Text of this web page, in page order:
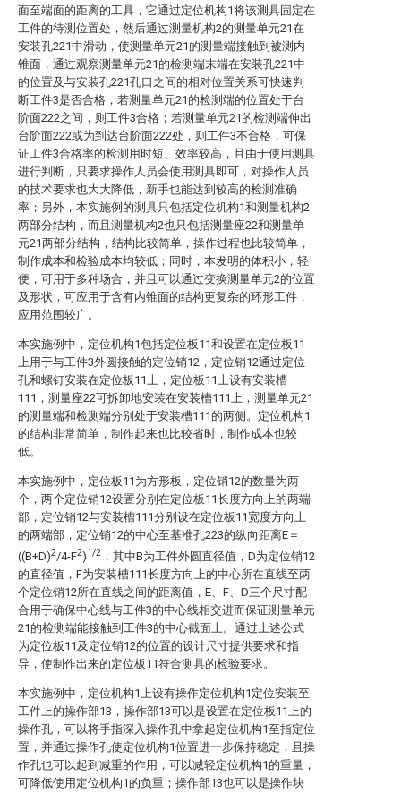
面至端面的距离的工具，它通过定位机构1将该测具固定在
工件的待测位置处，然后通过测量机构2的测量单元21在
安装孔221中滑动，使测量单元21的测量端接触到被测内
锥面，通过观察测量单元21的检测端末端在安装孔221中
的位置及与安装孔221孔口之间的相对位置关系可快速判
断工件3是否合格，若测量单元21的检测端的位置处于台
阶面222之间，则工件3合格；若测量单元21的检测端伸出
台阶面222或为到达台阶面222处，则工件3不合格，可保
证工件3合格率的检测用时短、效率较高，且由于使用测具
进行判断，只要求操作人员会使用测具即可，对操作人员
的技术要求也大大降低，新手也能达到较高的检测准确
率；另外，本实施例的测具只包括定位机构1和测量机构2
两部分结构，而且测量机构2也只包括测量座22和测量单
元21两部分结构，结构比较简单，操作过程也比较简单，
制作成本和检验成本均较低；同时，本发明的体积小，轻
便，可用于多种场合，并且可以通过变换测量单元2的位置
及形状，可应用于含有内锥面的结构更复杂的环形工件，
应用范围较广。
本实施例中，定位机构1包括定位板11和设置在定位板11
上用于与工件3外圆接触的定位销12，定位销12通过定位
孔和螺钉安装在定位板11上，定位板11上设有安装槽
111，测量座22可拆卸地安装在安装槽111上，测量单元21
的测量端和检测端分别处于安装槽111的两侧。定位机构1
的结构非常简单，制作起来也比较省时，制作成本也较
低。
本实施例中，定位板11为方形板，定位销12的数量为两
个，两个定位销12设置分别在定位板11长度方向上的两端
部，定位销12与安装槽111分别设在定位板11宽度方向上
的两端部，定位销12的中心至基准孔223的纵向距离E＝
((B+D)2/4-F2)1/2 ，其中B为工件外圆直径值，D为定位销12
的直径值，F为安装槽111长度方向上的中心所在直线至两
个定位销12所在直线之间的距离值，E、F、D三个尺寸配
合用于确保中心线与工件3的中心线相交进而保证测量单元
21的检测端能接触到工件3的中心截面上。通过上述公式
为定位板11及定位销12的位置的设计尺寸提供要求和指
导，使制作出来的定位板11符合测具的检验要求。
本实施例中，定位机构1上设有操作定位机构1定位安装至
工件上的操作部13，操作部13可以是设置在定位板11上的
操作孔，可以将手指深入操作孔中拿起定位机构1至指定位
置，并通过操作孔使定位机构1位置进一步保持稳定，且操
作孔也可以起到减重的作用，可以减轻定位机构1的重量，
可降低使用定位机构1的负重；操作部13也可以是操作块